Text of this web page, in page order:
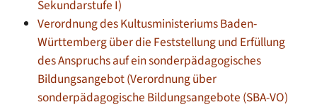
Sekundarstufe I)
Verordnung des Kultusministeriums Baden-
Württemberg über die Feststellung und Erfüllung
des Anspruchs auf ein sonderpädagogisches
Bildungsangebot (Verordnung über
sonderpädagogische Bildungsangebote (SBA-VO)